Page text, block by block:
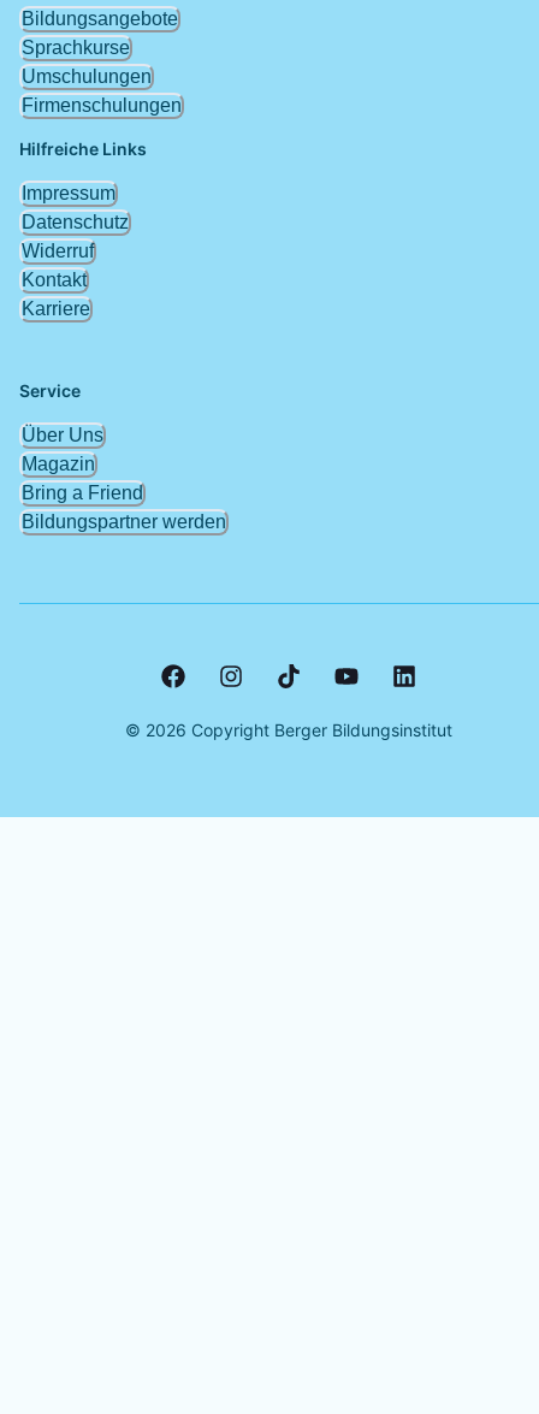
Hilfreiche Links
Impressum
Datenschutz
Widerruf
Kontakt
Karriere
Service
Über Uns
Magazin
Bring a Friend
Bildungspartner werden
Bildungsangebote
Sprachkurse
Umschulungen
Firmenschulungen
© 2026 Copyright Berger Bildungsinstitut